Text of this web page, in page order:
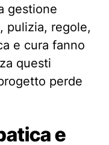
gestione
pulizia, regole,
e cura fanno
questi
perde
e